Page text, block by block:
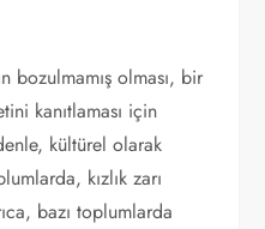
bozulmamış olması, bir
kanıtlaması için
kültürel olarak
kızlık zarı
bazı toplumlarda